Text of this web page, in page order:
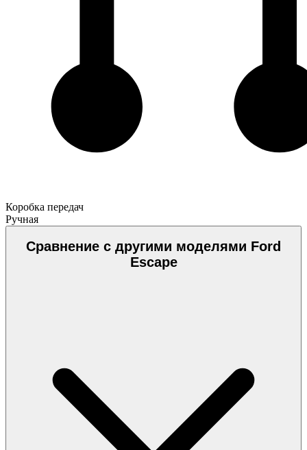
Коробка передач
Ручная
Сравнение с другими моделями Ford
Escape